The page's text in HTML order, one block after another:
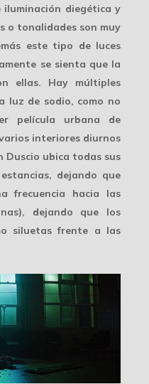
iluminación diegética y
o tonalidades son muy
este tipo de luces
se sienta que la
ellas. Hay múltiples
luz de sodio, como no
película urbana de
interiores diurnos
Duscio ubica todas sus
dejando que
frecuencia hacia las
dejando que los
siluetas frente a las